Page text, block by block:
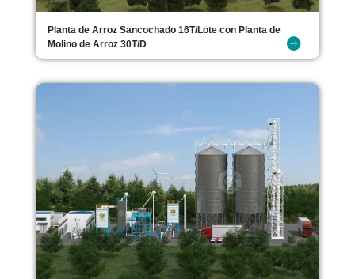
Planta de Arroz Sancochado 16T/Lote con Planta de
Molino de Arroz 30T/D